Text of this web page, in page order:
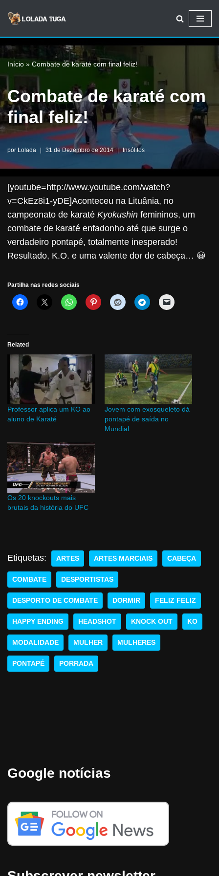
Avançar
conteúdo
Início » Combate de karaté com final feliz!
Combate de karaté com
final feliz!
por Lolada 31 de Dezembro de 2014 Insólitos
[youtube=http://www.youtube.com/watch?
v=CkEz8i1-yDE]Aconteceu na Lituânia, no
campeonato de karaté Kyokushin femininos, um
combate de karaté enfadonho até que surge o
verdadeiro pontapé, totalmente inesperado!
Resultado, K.O. e uma valente dor de cabeça… 😀
Partilha nas redes sociais
Related
Professor aplica um KO ao
aluno de Karaté
Jovem com exosqueleto dá
pontapé de saída no
Mundial
Os 20 knockouts mais
brutais da história do UFC
Etiquetas: ARTES ARTES MARCIAIS CABEÇA
COMBATE DESPORTISTAS
DESPORTO DE COMBATE DORMIR FELIZ FELIZ
HAPPY ENDING HEADSHOT KNOCK OUT KO
MODALIDADE MULHER MULHERES
PONTAPÉ PORRADA
Google notícias